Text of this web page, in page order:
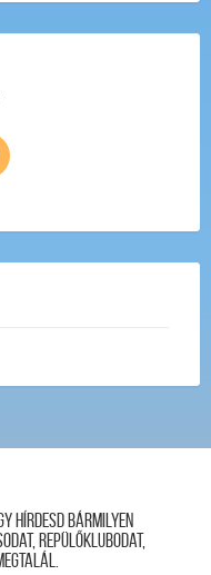
hírdesd bármilyen
repülőklubodat,